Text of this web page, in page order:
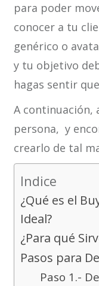
para poder
conocer a tu
genérico o
y tu objetivo
hagas sentir
A continuación,
persona, y
crearlo de tal
Indice
¿Qué es el
Ideal?
¿Para qué
Pasos para
Paso 1.-